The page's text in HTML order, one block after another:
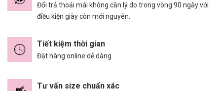
Đổi trả thoải mái không cần lý do trong vòng 90 ngày với
điều kiện giày còn mới nguyên.
Tiết kiệm thời gian
Đặt hàng online dễ dàng
Tư vấn size chuẩn xác